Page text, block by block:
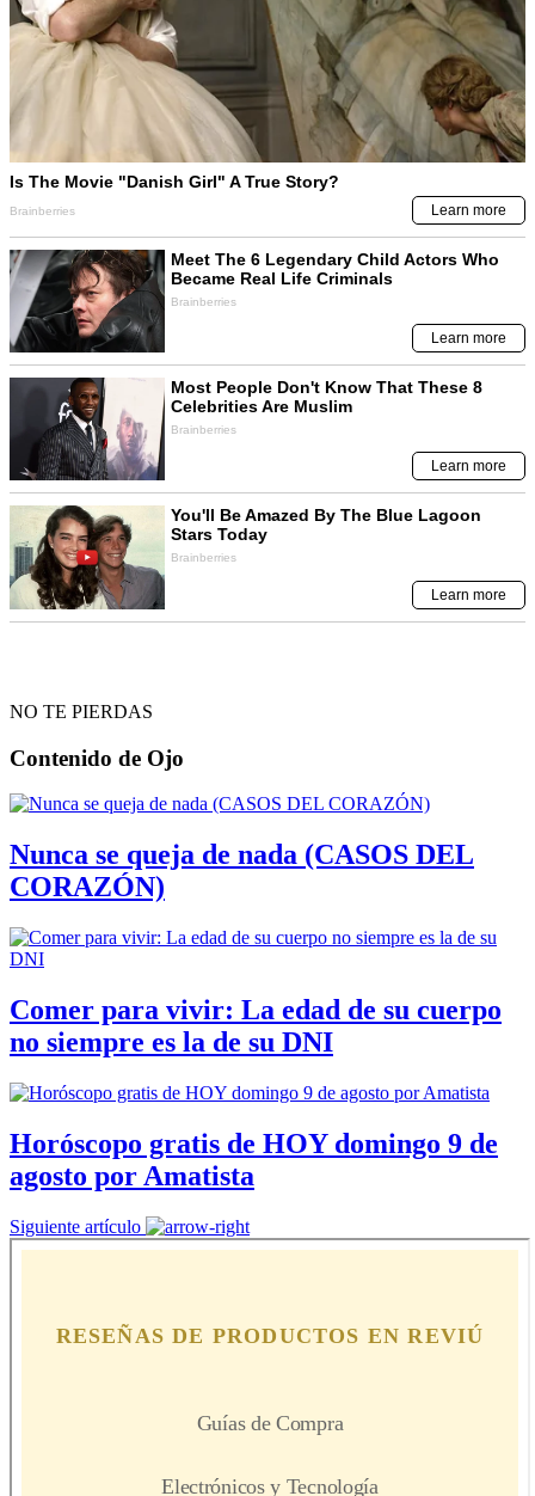
NO TE PIERDAS
Contenido de Ojo
Nunca se queja de nada (CASOS DEL
CORAZÓN)
Comer para vivir: La edad de su cuerpo
no siempre es la de su DNI
Horóscopo gratis de HOY domingo 9 de
agosto por Amatista
Siguiente artículo